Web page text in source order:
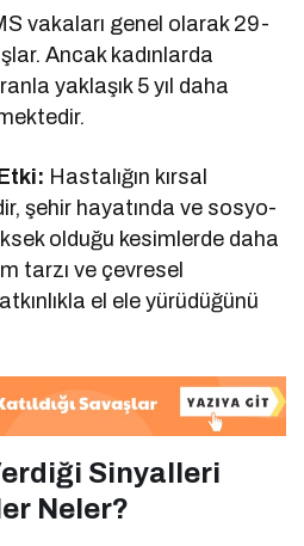
vakaları genel olarak 29-
Ancak kadınlarda
yaklaşık 5 yıl daha
Hastalığın kırsal
şehir hayatında ve sosyo-
olduğu kesimlerde daha
tarzı ve çevresel
el ele yürüdüğünü
Sinyalleri
Neler?